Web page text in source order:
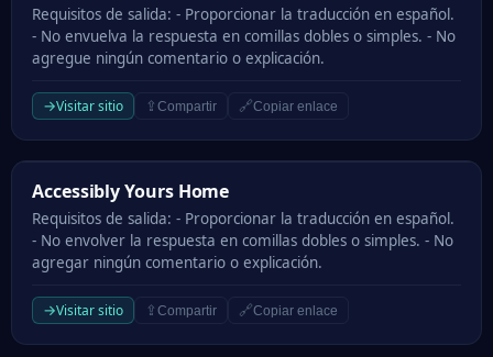
Requisitos de salida: - Proporcionar la traducción en español.
- No envuelva la respuesta en comillas dobles o simples. - No
agregue ningún comentario o explicación.
→Visitar sitio ⇪ Compartir 🔗Copiar enlace
Accessibly Yours Home
Accessibly Yours Home
Requisitos de salida: - Proporcionar la traducción en español.
- No envolver la respuesta en comillas dobles o simples. - No
agregar ningún comentario o explicación.
→Visitar sitio ⇪ Compartir 🔗Copiar enlace